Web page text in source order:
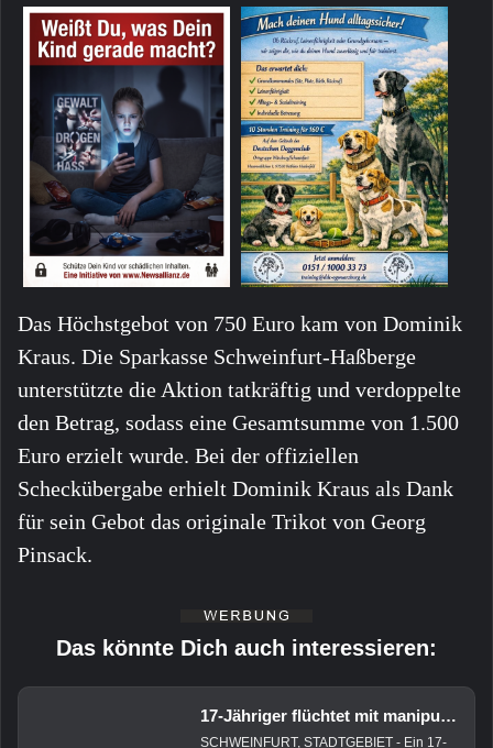
Das Höchstgebot von 750 Euro kam von Dominik
Kraus. Die Sparkasse Schweinfurt-Haßberge
unterstützte die Aktion tatkräftig und verdoppelte
den Betrag, sodass eine Gesamtsumme von 1.500
Euro erzielt wurde. Bei der offiziellen
Scheckübergabe erhielt Dominik Kraus als Dank
für sein Gebot das originale Trikot von Georg
Pinsack.
Das könnte Dich auch interessieren:
17-Jähriger flüchtet mit manipuliertem E-Scooter vor Polizei
SCHWEINFURT, STADTGEBIET - Ein 17-